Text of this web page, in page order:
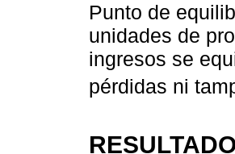
Punto de
unidades de
ingresos se
pérdidas ni